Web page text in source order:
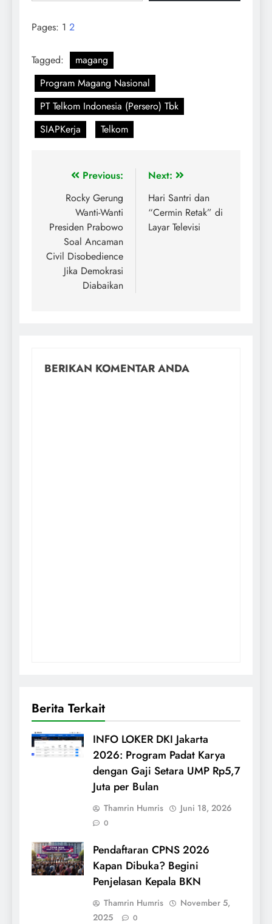
Pages: 1 2
Tagged:
magang
Program Magang Nasional
PT Telkom Indonesia (Persero) Tbk
SIAPKerja
Telkom
Previous:
Rocky Gerung
Wanti-Wanti
Presiden Prabowo
Soal Ancaman
Civil Disobedience
Jika Demokrasi
Diabaikan
Next:
Hari Santri dan
“Cermin Retak” di
Layar Televisi
BERIKAN KOMENTAR ANDA
Berita Terkait
INFO LOKER DKI Jakarta
2026: Program Padat Karya
dengan Gaji Setara UMP Rp5,7
Juta per Bulan
Thamrin Humris Juni 18, 2026
0
Pendaftaran CPNS 2026
Kapan Dibuka? Begini
Penjelasan Kepala BKN
Thamrin Humris
November 5,
2025
0